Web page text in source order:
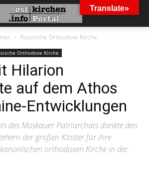
Russische Orthodoxe Kirche
Orthodoxe Kirche
Hilarion
auf dem Athos
Entwicklungen
des Moskauer Patriarchats dankte den
der großen Klöster für ihre
orthodoxen Kirche in der
Translate»